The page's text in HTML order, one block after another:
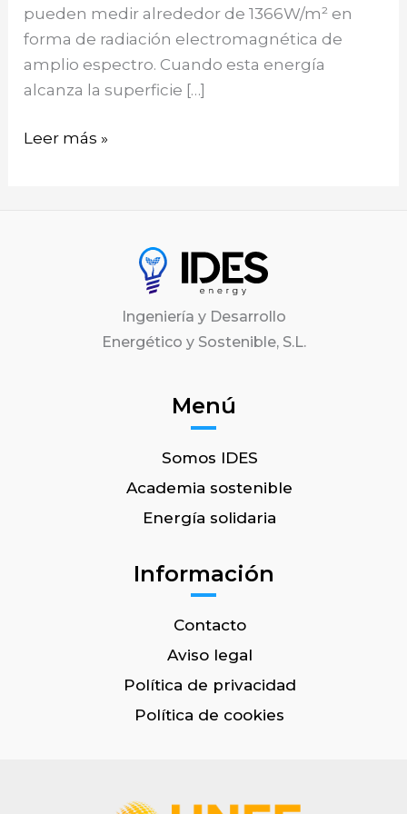
pueden medir alrededor de 1366W/m² en
forma de radiación electromagnética de
amplio espectro. Cuando esta energía
alcanza la superficie […]
Leer más »
Ingeniería y Desarrollo
Energético y Sostenible, S.L.
Menú
Somos IDES
Academia sostenible
Energía solidaria
Información
Contacto
Aviso legal
Política de privacidad
Política de cookies